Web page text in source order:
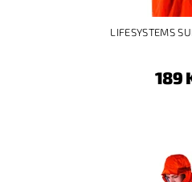
LIFESYSTEMS
189